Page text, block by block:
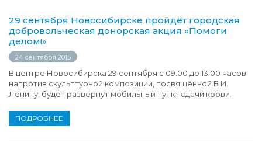
29 сентября Новосибирске пройдёт городская
добровольческая донорская акция «Помоги
делом!»
24 сентября 2015
В центре Новосибирска 29 сентября с 09.00 до 13.00 часов
напротив скульптурной композиции, посвящённой В.И.
Ленину, будет развернут мобильный пункт сдачи крови.
ПОДРОБНЕЕ